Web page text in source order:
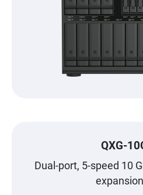
QXG-
Dual-port, 5-speed 10